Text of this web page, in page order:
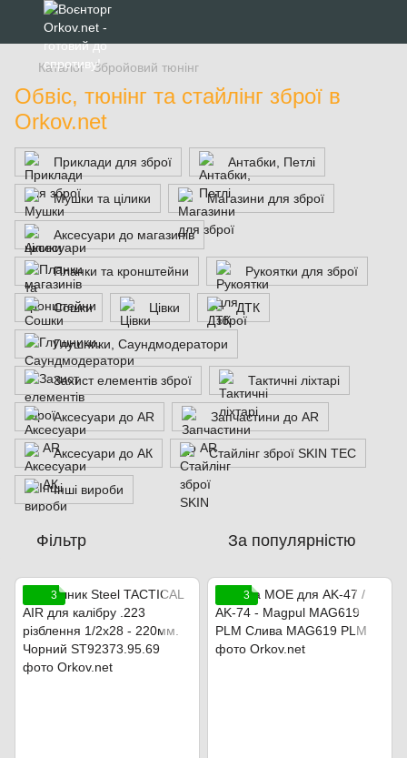
Каталог Збройовий тюнінг
Обвіс, тюнінг та стайлінг зброї в
Orkov.net
Приклади для зброї Антабки, Петлі
Мушки та цілики Магазини для зброї
Аксесуари до магазинів
Планки та кронштейни Рукоятки для зброї
Сошки Цівки ДТК
Глушники, Саундмодератори
Захист елементів зброї Тактичні ліхтарі
Аксесуари до AR Запчастини до AR
Аксесуари до АК Стайлінг зброї SKIN TEC
Інші вироби
Фільтр За популярністю
3 3